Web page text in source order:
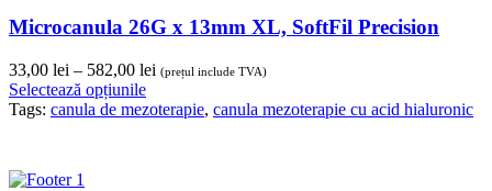
Microcanula 26G x 13mm XL, SoftFil Precision
33,00 lei – 582,00 lei Interval
prețuri:
(prețul include TVA)
Selectează opțiunile
Tags: canula de mezoterapie, canula mezoterapie cu acid hialuronic